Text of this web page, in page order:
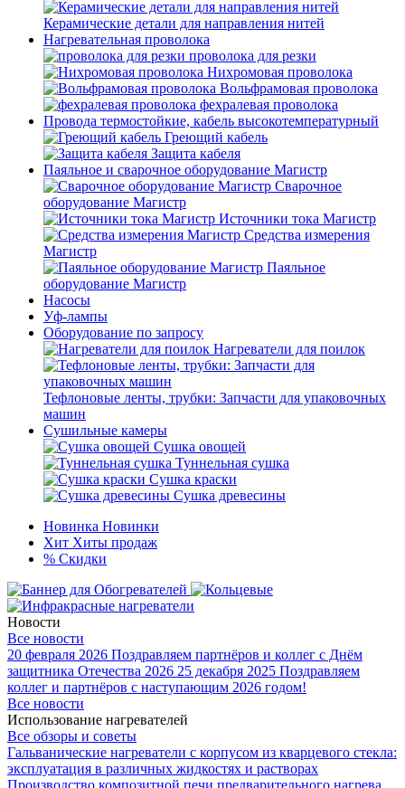
Керамические детали для направления нитей
Нагревательная проволока
проволока для резки
Нихромовая проволока
Вольфрамовая проволока
фехралевая проволока
Провода термостойкие, кабель высокотемпературный
Греющий кабель
Защита кабеля
Паяльное и сварочное оборудование Магистр
Сварочное
оборудование Магистр
Источники тока Магистр
Средства измерения
Магистр
Паяльное
оборудование Магистр
Насосы
Уф-лампы
Оборудование по запросу
Нагреватели для поилок
Тефлоновые ленты, трубки: Запчасти для упаковочных
машин
Сушильные камеры
Сушка овощей
Туннельная сушка
Сушка краски
Сушка древесины
Новинка Новинки
Хит Хиты продаж
% Скидки
Новости
Все новости
20 февраля 2026 Поздравляем партнёров и коллег с Днём
защитника Отечества 2026 25 декабря 2025 Поздравляем
коллег и партнёров с наступающим 2026 годом!
Все новости
Использование нагревателей
Все обзоры и советы
Гальванические нагреватели с корпусом из кварцевого стекла:
эксплуатация в различных жидкостях и растворах
Производство композитной печи предварительного нагрева